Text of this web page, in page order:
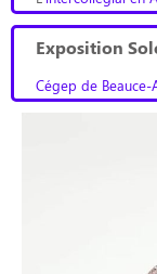
Exposition
Cégep de Beauce-